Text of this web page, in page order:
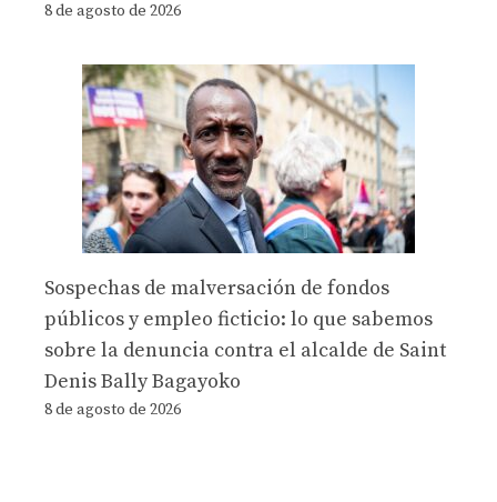
8 de agosto de 2026
Sospechas de malversación de fondos
públicos y empleo ficticio: lo que sabemos
sobre la denuncia contra el alcalde de Saint
Denis Bally Bagayoko
8 de agosto de 2026